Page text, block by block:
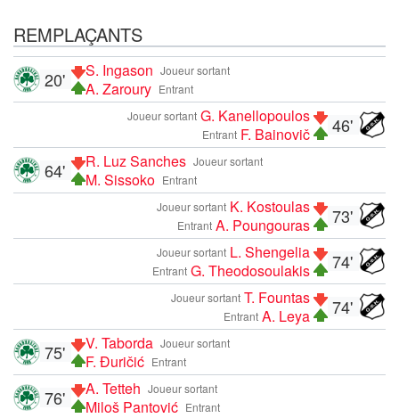
REMPLAÇANTS
Joueur sortant
S. Ingason
Entrant
A. Zaroury
20'
46'
Joueur sortant G. Kanellopoulos
Entrant F. Bainovič
Joueur sortant
R. Luz Sanches
Entrant
M. Sissoko
64'
73'
Joueur sortant K. Kostoulas
Entrant A. Poungouras
74'
Joueur sortant L. Shengelia
Entrant G. Theodosoulakis
74'
Joueur sortant T. Fountas
Entrant A. Leya
Joueur sortant
V. Taborda
Entrant
F. Đuričić
75'
Joueur sortant
A. Tetteh
Entrant
Miloš Pantović
76'